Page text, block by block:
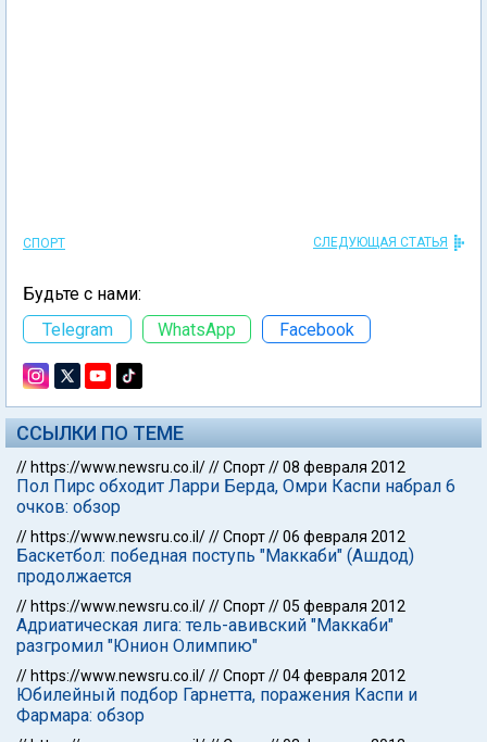
СПОРТ СЛЕДУЮЩАЯ СТАТЬЯ
Будьте с нами:
Telegram
WhatsApp Facebook
ССЫЛКИ ПО ТЕМЕ
// https://www.newsru.co.il///Спорт//08 февраля 2012
Пол Пирс обходит Ларри Берда, Омри Каспи набрал 6
очков: обзор
// https://www.newsru.co.il///Спорт//06 февраля 2012
Баскетбол: победная поступь "Маккаби" (Ашдод)
продолжается
// https://www.newsru.co.il///Спорт//05 февраля 2012
Адриатическая лига: тель-авивский "Маккаби"
разгромил "Юнион Олимпию"
// https://www.newsru.co.il///Спорт//04 февраля 2012
Юбилейный подбор Гарнетта, поражения Каспи и
Фармара: обзор